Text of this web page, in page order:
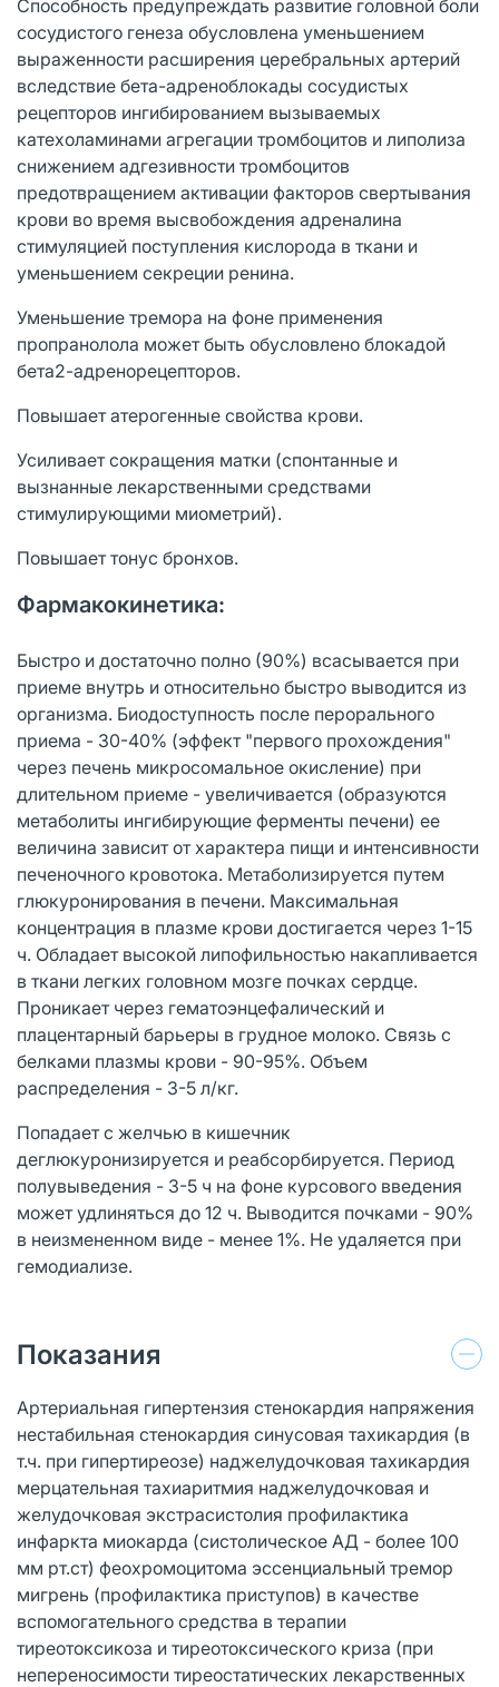
Способность предупреждать развитие головной боли
сосудистого генеза обусловлена уменьшением
выраженности расширения церебральных артерий
вследствие бета-адреноблокады сосудистых
рецепторов ингибированием вызываемых
катехоламинами агрегации тромбоцитов и липолиза
снижением адгезивности тромбоцитов
предотвращением активации факторов свертывания
крови во время высвобождения адреналина
стимуляцией поступления кислорода в ткани и
уменьшением секреции ренина.
Уменьшение тремора на фоне применения
пропранолола может быть обусловлено блокадой
бета2-адренорецепторов.
Повышает атерогенные свойства крови.
Усиливает сокращения матки (спонтанные и
вызнанные лекарственными средствами
стимулирующими миометрий).
Повышает тонус бронхов.
Фармакокинетика:
Быстро и достаточно полно (90%) всасывается при
приеме внутрь и относительно быстро выводится из
организма. Биодоступность после перорального
приема - 30-40% (эффект "первого прохождения"
через печень микросомальное окисление) при
длительном приеме - увеличивается (образуются
метаболиты ингибирующие ферменты печени) ее
величина зависит от характера пищи и интенсивности
печеночного кровотока. Метаболизируется путем
глюкуронирования в печени. Максимальная
концентрация в плазме крови достигается через 1-15
ч. Обладает высокой липофильностью накапливается
в ткани легких головном мозге почках сердце.
Проникает через гематоэнцефалический и
плацентарный барьеры в грудное молоко. Связь с
белками плазмы крови - 90-95%. Объем
распределения - 3-5 л/кг.
Попадает с желчью в кишечник
деглюкуронизируется и реабсорбируется. Период
полувыведения - 3-5 ч на фоне курсового введения
может удлиняться до 12 ч. Выводится почками - 90%
в неизмененном виде - менее 1%. Не удаляется при
гемодиализе.
Показания
Артериальная гипертензия стенокардия напряжения
нестабильная стенокардия синусовая тахикардия (в
т.ч. при гипертиреозе) наджелудочковая тахикардия
мерцательная тахиаритмия наджелудочковая и
желудочковая экстрасистолия профилактика
инфаркта миокарда (систолическое АД - более 100
мм рт.ст) феохромоцитома эссенциальный тремор
мигрень (профилактика приступов) в качестве
вспомогательного средства в терапии
тиреотоксикоза и тиреотоксического криза (при
непереносимости тиреостатических лекарственных